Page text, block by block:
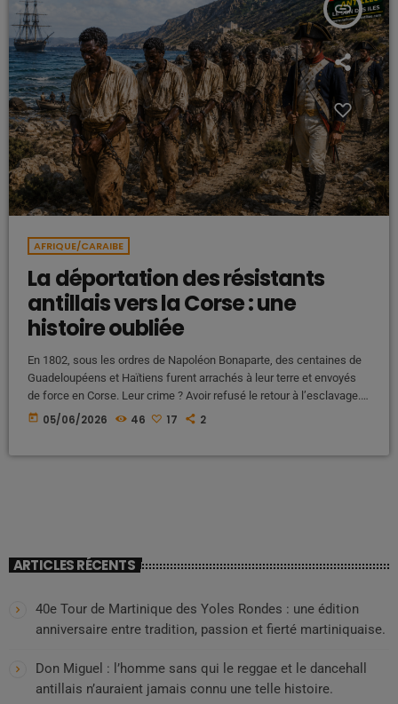
insert_link
AFRIQUE/CARAIBE
La déportation des résistants
antillais vers la Corse : une
histoire oubliée
En 1802, sous les ordres de Napoléon Bonaparte, des centaines de
Guadeloupéens et Haïtiens furent arrachés à leur terre et envoyés
de force en Corse. Leur crime ? Avoir refusé le retour à l’esclavage.
Voici l’histoire occultée d’une déportation politique et raciale qui a
today 05/06/2026 46 17 2
ARTICLES RÉCENTS
40e Tour de Martinique des Yoles Rondes : une édition
anniversaire entre tradition, passion et fierté martiniquaise.
Don Miguel : l’homme sans qui le reggae et le dancehall
antillais n’auraient jamais connu une telle histoire.